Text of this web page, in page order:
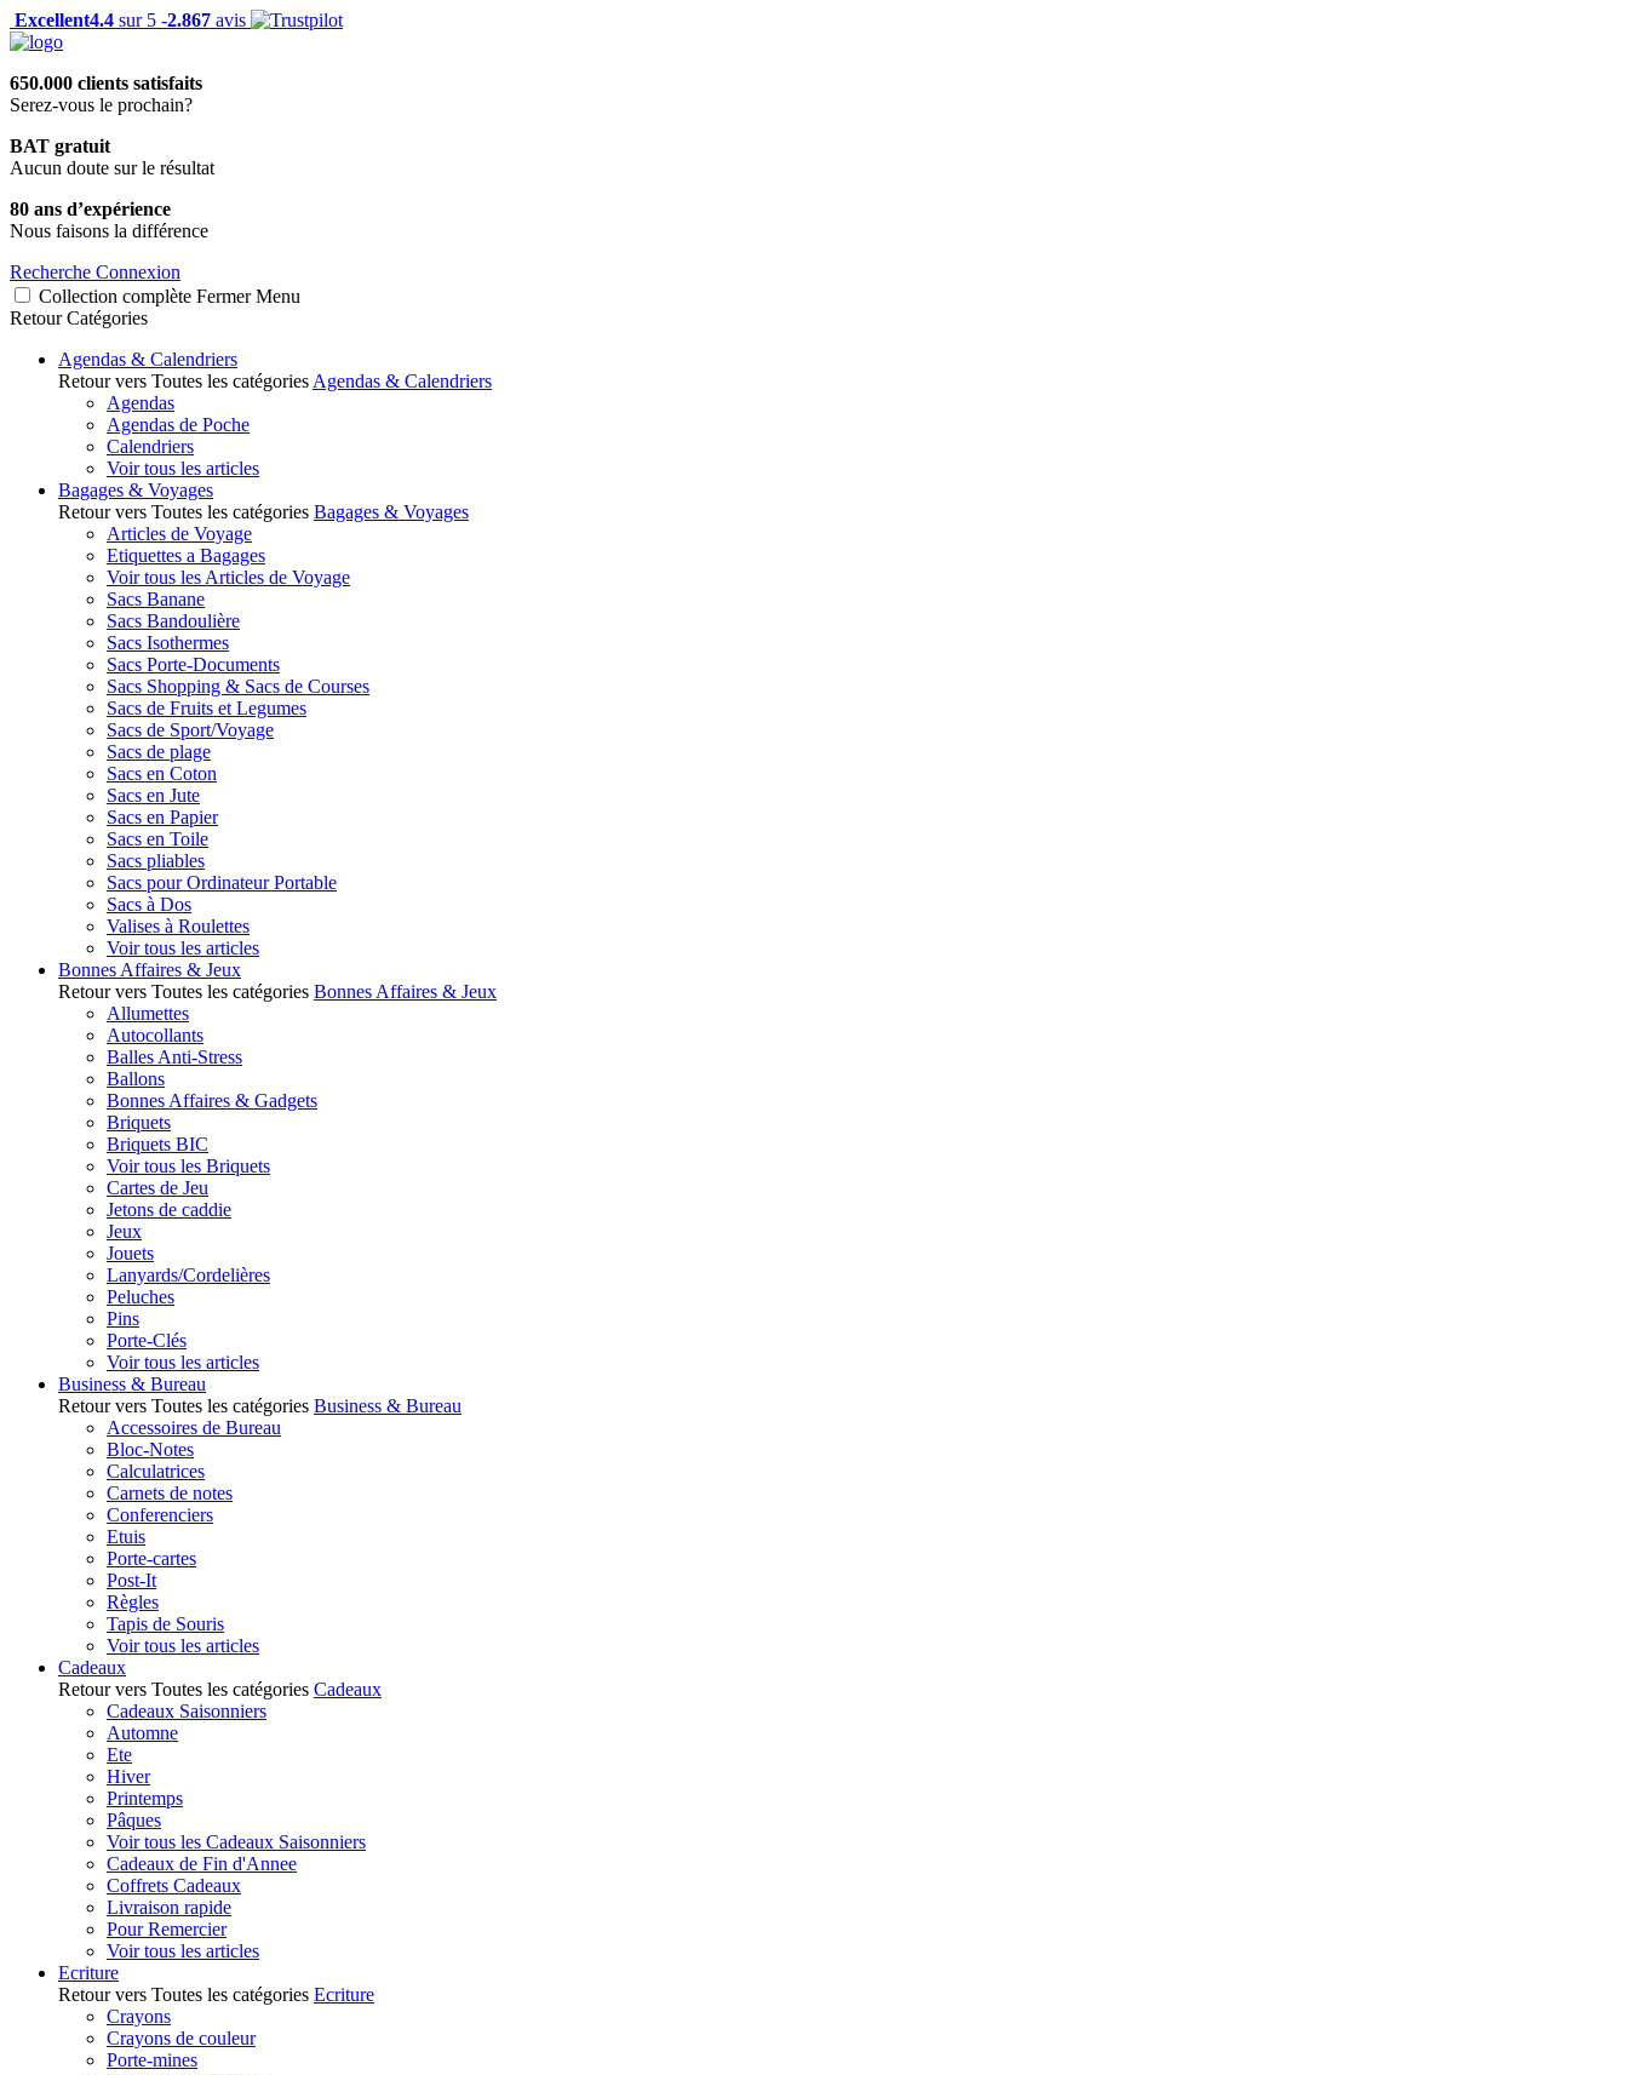
Excellent4.4 sur 5 -2.867 avis
650.000 clients satisfaits
Serez-vous le prochain?
BAT gratuit
Aucun doute sur le résultat
80 ans d’expérience
Nous faisons la différence
Recherche Connexion
Collection complète Fermer Menu
Retour Catégories
Agendas & Calendriers
Retour vers Toutes les catégories Agendas & Calendriers
Agendas
Agendas de Poche
Calendriers
Voir tous les articles
Bagages & Voyages
Retour vers Toutes les catégories Bagages & Voyages
Articles de Voyage
Etiquettes a Bagages
Voir tous les Articles de Voyage
Sacs Banane
Sacs Bandoulière
Sacs Isothermes
Sacs Porte-Documents
Sacs Shopping & Sacs de Courses
Sacs de Fruits et Legumes
Sacs de Sport/Voyage
Sacs de plage
Sacs en Coton
Sacs en Jute
Sacs en Papier
Sacs en Toile
Sacs pliables
Sacs pour Ordinateur Portable
Sacs à Dos
Valises à Roulettes
Voir tous les articles
Bonnes Affaires & Jeux
Retour vers Toutes les catégories Bonnes Affaires & Jeux
Allumettes
Autocollants
Balles Anti-Stress
Ballons
Bonnes Affaires & Gadgets
Briquets
Briquets BIC
Voir tous les Briquets
Cartes de Jeu
Jetons de caddie
Jeux
Jouets
Lanyards/Cordelières
Peluches
Pins
Porte-Clés
Voir tous les articles
Business & Bureau
Retour vers Toutes les catégories Business & Bureau
Accessoires de Bureau
Bloc-Notes
Calculatrices
Carnets de notes
Conferenciers
Etuis
Porte-cartes
Post-It
Règles
Tapis de Souris
Voir tous les articles
Cadeaux
Retour vers Toutes les catégories Cadeaux
Cadeaux Saisonniers
Automne
Ete
Hiver
Printemps
Pâques
Voir tous les Cadeaux Saisonniers
Cadeaux de Fin d'Annee
Coffrets Cadeaux
Livraison rapide
Pour Remercier
Voir tous les articles
Ecriture
Retour vers Toutes les catégories Ecriture
Crayons
Crayons de couleur
Porte-mines